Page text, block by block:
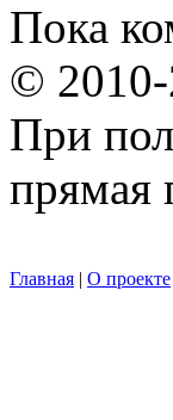
Пока
© 2010-
При
прямая
Главная | О проекте